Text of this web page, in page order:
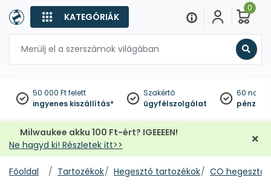
KATEGÓRIÁK
0
50 000 Ft felett
ingyenes kiszállítás*
Szakértő
ügyfélszolgálat
60
Milwaukee akku 100 Ft-ért? IGEEEEN!
Ne hagyd ki! Részletek itt>>
Főoldal Tartozékok Hegesztő tartozékok CO hegesztő